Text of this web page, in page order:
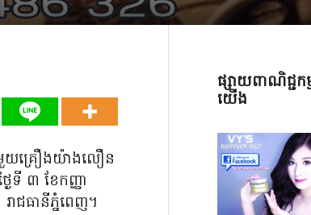
មួយគ្រឿងយ៉ាងលឿន
ទី ៣ ខែកញ្ញា
ាជធានីភ្នំពេញ។
ផ្សាយពាណិជ្ជក
យើង